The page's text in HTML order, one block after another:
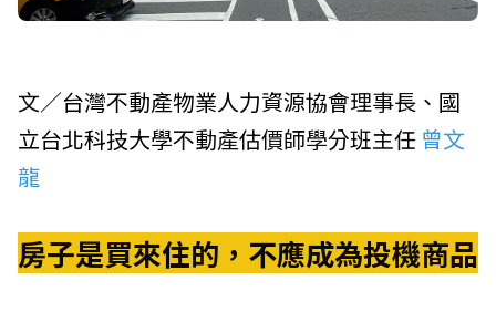
文／台灣不動產物業人力資源協會理事長、 國
立台北科技大學不動產估價師學分班主任 曾文
龍
房子是買來住的，不應成為投機商品